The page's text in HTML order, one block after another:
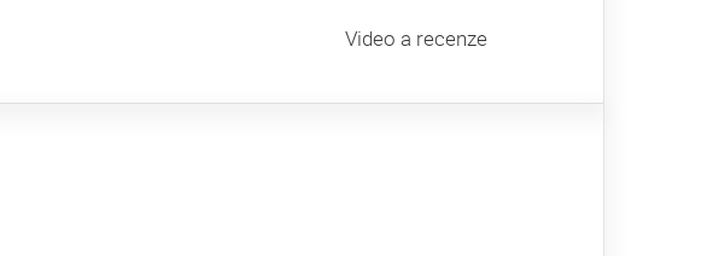
Video a recenze